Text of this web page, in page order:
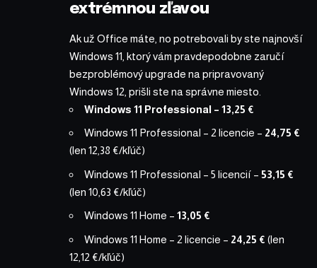
extrémnou zľavou
Ak už Office máte, no potrebovali by ste najnovší
Windows 11, ktorý vám pravdepodobne zaručí
bezproblémový upgrade na pripravovaný
Windows 12, prišli ste na správne miesto.
Windows 11 Professional – 13,25 €
Windows 11 Professional – 2 licencie – 24,75 €
(len 12,38 €/kľúč)
Windows 11 Professional – 5 licencií – 53,15 €
(len 10,63 €/kľúč)
Windows 11 Home – 13,05 €
Windows 11 Home – 2 licencie – 24,25 € (len
12,12 €/kľúč)